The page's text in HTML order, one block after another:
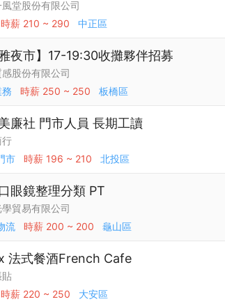
堂股份有限公司
時薪 210 ~ 290 中正區
雅夜市】17-19:30收攤夥伴招募
股份有限公司
時薪 250 ~ 250 板橋區
廉社 門市人員 長期工讀
行
市
時薪 196 ~ 210 北投區
眼鏡整理分類 PT
貿易有限公司
流
時薪 200 ~ 200 龜山區
法式餐酒French Cafe
貼
時薪 220 ~ 250 大安區